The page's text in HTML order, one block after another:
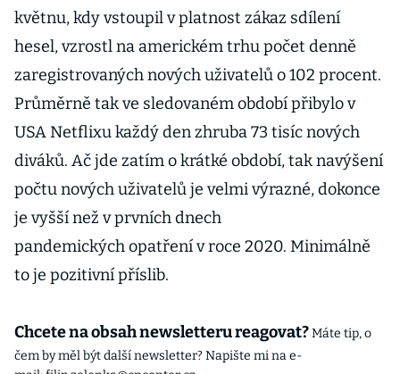
květnu, kdy vstoupil v platnost zákaz sdílení
hesel, vzrostl na americkém trhu počet denně
zaregistrovaných nových uživatelů o 102 procent.
Průměrně tak ve sledovaném období přibylo v
USA Netflixu každý den zhruba 73 tisíc nových
diváků. Ač jde zatím o krátké období, tak navýšení
počtu nových uživatelů je velmi výrazné, dokonce
je vyšší než v prvních dnech
pandemických opatření v roce 2020. Minimálně
to je pozitivní příslib.
Chcete na obsah newsletteru reagovat?Máte tip, o
čem by měl být další newsletter? Napište mi na e-